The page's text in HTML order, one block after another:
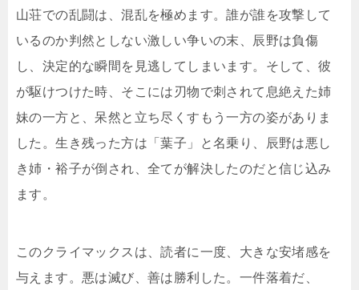
山荘での乱闘は、混乱を極めます。誰が誰を攻撃して
いるのか判然としない激しい争いの末、辰野は負傷
し、決定的な瞬間を見逃してしまいます。そして、彼
が駆けつけた時、そこには刃物で刺されて息絶えた姉
妹の一方と、呆然と立ち尽くすもう一方の姿がありま
した。生き残った方は「葉子」と名乗り、辰野は悪し
き姉・裕子が倒され、全てが解決したのだと信じ込み
ます。
このクライマックスは、読者に一度、大きな安堵感を
与えます。悪は滅び、善は勝利した。一件落着だ、